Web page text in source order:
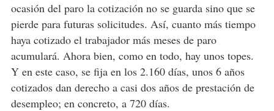
ocasión del paro la cotización no se guarda sino que se
pierde para futuras solicitudes. Así, cuanto más tiempo
haya cotizado el trabajador más meses de paro
acumulará. Ahora bien, como en todo, hay unos topes.
Y en este caso, se fija en los 2.160 días, unos 6 años
cotizados dan derecho a casi dos años de prestación de
desempleo; en concreto, a 720 días.